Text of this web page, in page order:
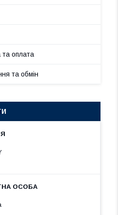
та оплата
та обмін